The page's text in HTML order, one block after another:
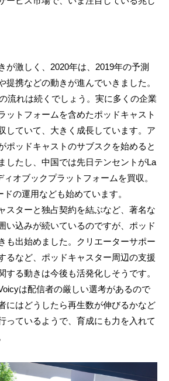
が激しく、2020年は、2019年の予測
提携などの動きが進んでいきました。
流れは続くでしょう。実に多くの企業
ットフォームを含めたポッドキャスト
していて、大きく成長しています。ア
ポッドキャストのサブスクを始めると
したし、中国では先日テンセントがLa
オブックプラットフォームを買収。
の運用なども始めています。
スターと独占契約を結ぶなど、著名な
い込みが続いているのですが、ポッド
も出始めました。クリエーターサポー
るなど、ポッドキャスター周辺の支援
する動きは今後も活発化しそうです。
は配信者の厳しい選考があるので
にはどうしたら再生数が伸びるかなど
っているようで、育成にも力を入れて